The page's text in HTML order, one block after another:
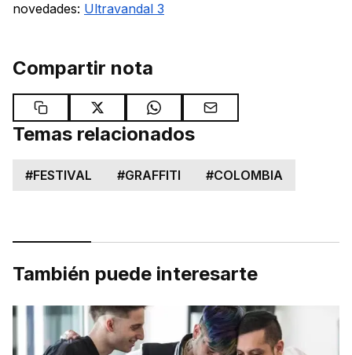
novedades: Ultravandal 3
Compartir nota
Temas relacionados
#FESTIVAL #GRAFFITI #COLOMBIA
También puede interesarte